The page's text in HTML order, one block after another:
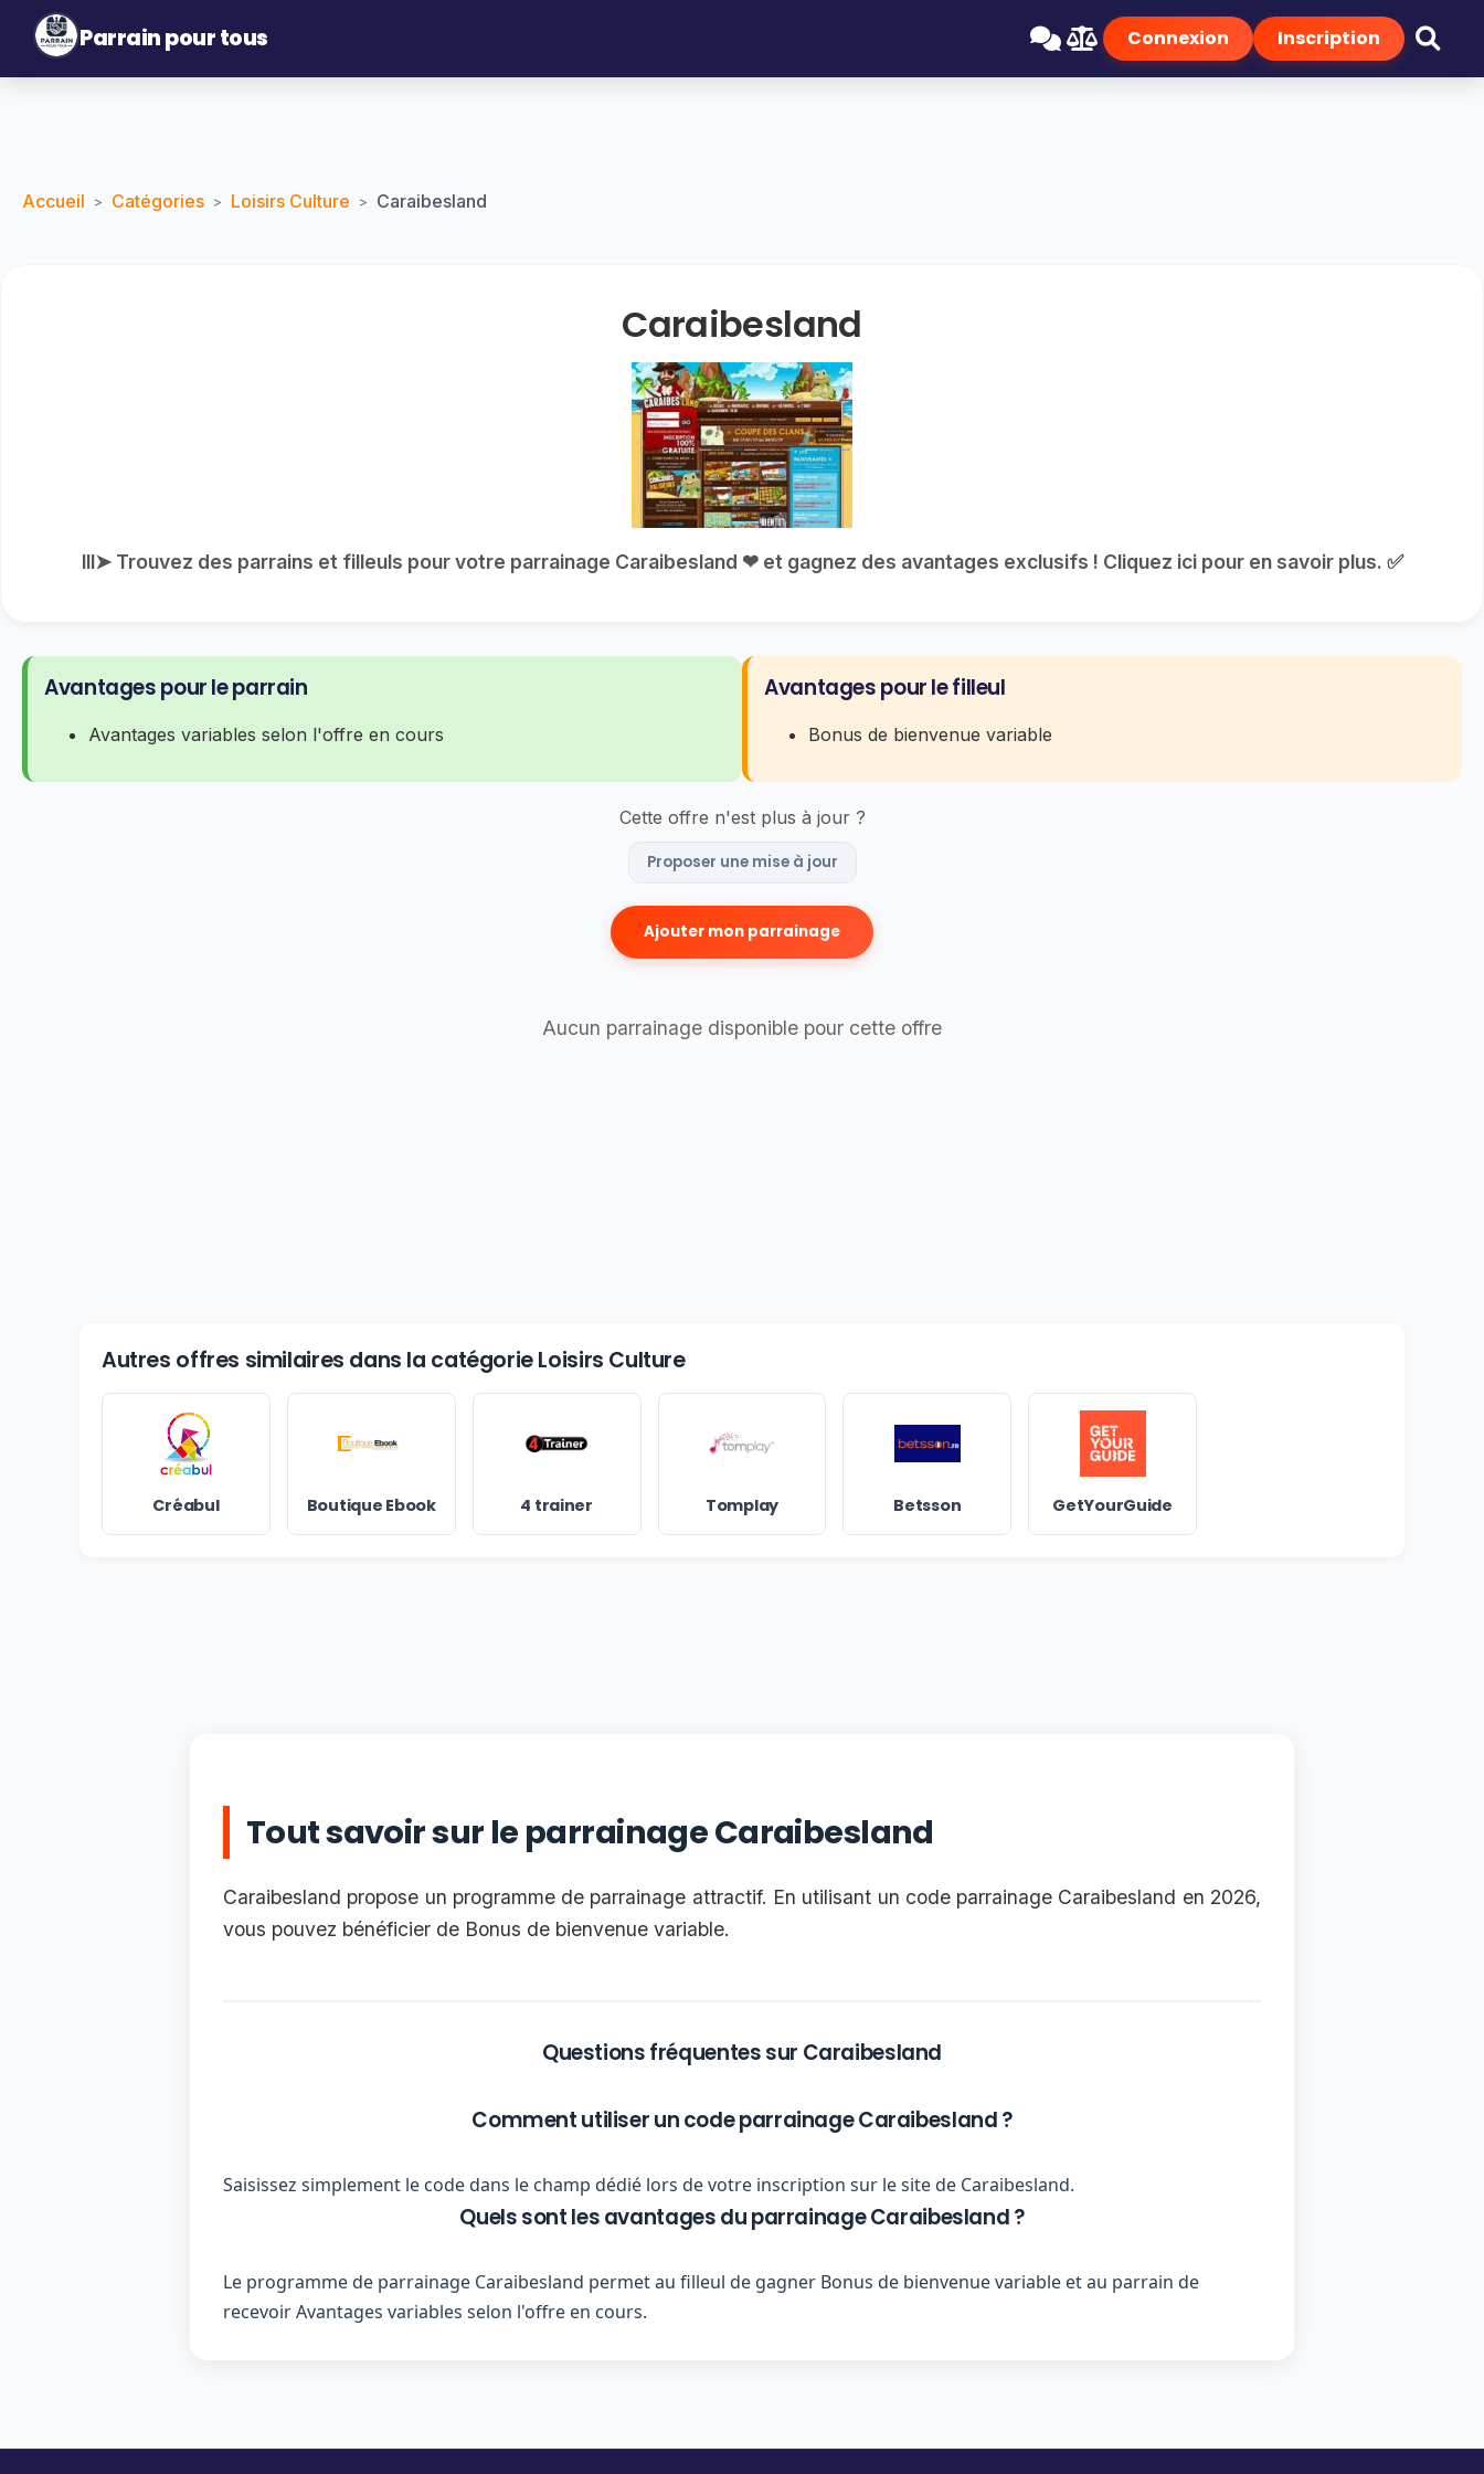
Parrain pour tous Connexion Inscription
Accueil > Catégories > Loisirs Culture > Caraibesland
Caraibesland
lll➤ Trouvez des parrains et filleuls pour votre parrainage Caraibesland ❤ et gagnez des avantages exclusifs ! Cliquez ici pour en savoir plus. ✅
Avantages pour le parrain
Avantages variables selon l'offre en cours
Avantages pour le filleul
Bonus de bienvenue variable
Cette offre n'est plus à jour ?
Proposer une mise à jour
Ajouter mon parrainage
Aucun parrainage disponible pour cette offre
Autres offres similaires dans la catégorie Loisirs Culture
Créabul Boutique Ebook 4 trainer Tomplay Betsson GetYourGuide
Tout savoir sur le parrainage Caraibesland
Caraibesland propose un programme de parrainage attractif. En utilisant un code parrainage Caraibesland en 2026,
vous pouvez bénéficier de Bonus de bienvenue variable.
Questions fréquentes sur Caraibesland
Comment utiliser un code parrainage Caraibesland ?
Saisissez simplement le code dans le champ dédié lors de votre inscription sur le site de Caraibesland.
Quels sont les avantages du parrainage Caraibesland ?
Le programme de parrainage Caraibesland permet au filleul de gagner Bonus de bienvenue variable et au parrain de
recevoir Avantages variables selon l'offre en cours.